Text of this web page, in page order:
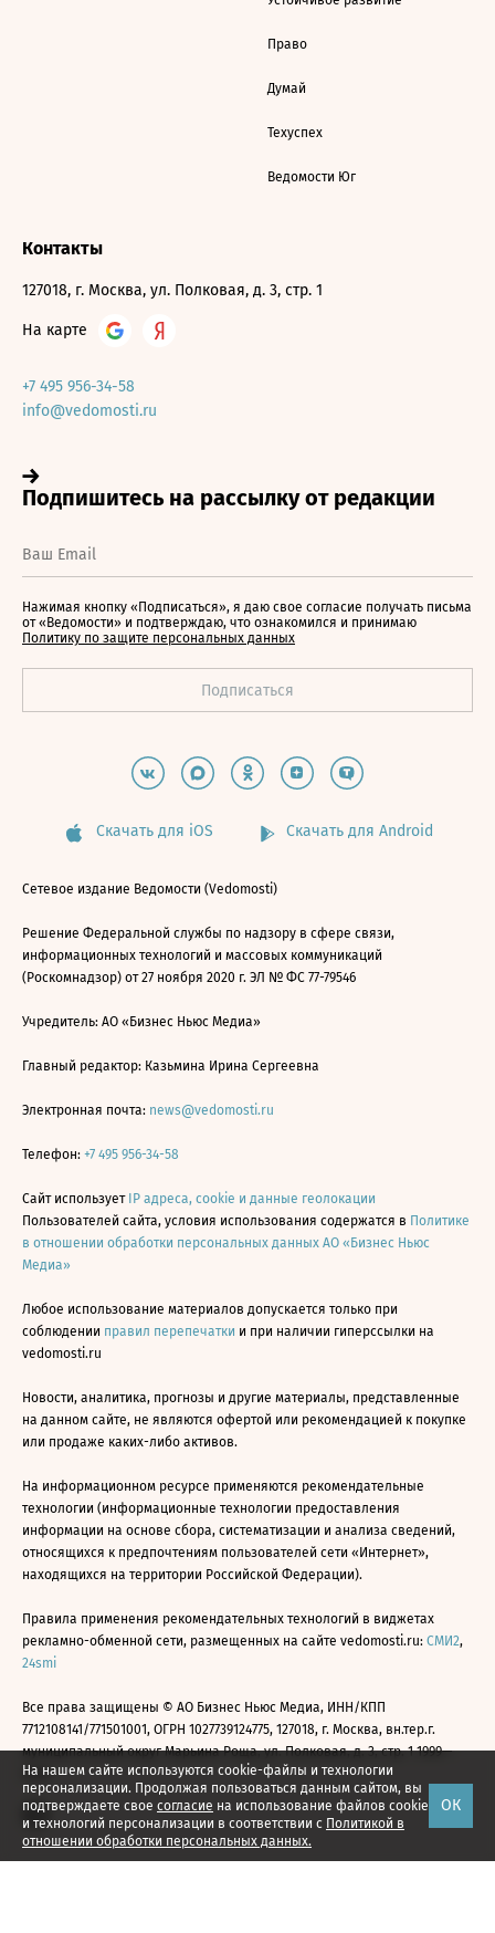
На нашем сайте используются cookie-файлы и технологии
персонализации. Продолжая пользоваться данным сайтом, вы
подтверждаете свое согласие на использование файлов cookie
и технологий персонализации в соответствии с Политикой в
отношении обработки персональных данных.
ОК
Право
Думай
Техуспех
Ведомости Юг
Контакты
127018, г. Москва, ул. Полковая, д. 3, стр. 1
На карте
+7 495 956-34-58
info@vedomosti.ru
Нажимая кнопку «Подписаться», я даю свое согласие получать письма
от «Ведомости» и подтверждаю, что ознакомился и принимаю
Политику по защите персональных данных
Скачать для iOS Скачать для Android
Сетевое издание Ведомости (Vedomosti)
Решение Федеральной службы по надзору в сфере связи,
информационных технологий и массовых коммуникаций
(Роскомнадзор) от 27 ноября 2020 г. ЭЛ № ФС 77-79546
Учредитель: АО «Бизнес Ньюс Медиа»
Главный редактор: Казьмина Ирина Сергеевна
Электронная почта: news@vedomosti.ru
Телефон: +7 495 956-34-58
Сайт использует IP адреса, cookie и данные геолокации
Пользователей сайта, условия использования содержатся в Политике
в отношении обработки персональных данных АО «Бизнес Ньюс
Медиа»
Любое использование материалов допускается только при
соблюдении правил перепечатки и при наличии гиперссылки на
vedomosti.ru
Новости, аналитика, прогнозы и другие материалы, представленные
на данном сайте, не являются офертой или рекомендацией к покупке
или продаже каких-либо активов.
На информационном ресурсе применяются рекомендательные
технологии (информационные технологии предоставления
информации на основе сбора, систематизации и анализа сведений,
относящихся к предпочтениям пользователей сети «Интернет»,
находящихся на территории Российской Федерации).
Правила применения рекомендательных технологий в виджетах
рекламно-обменной сети, размещенных на сайте vedomosti.ru: СМИ2,
24smi
Все права защищены © АО Бизнес Ньюс Медиа, ИНН/КПП
7712108141/771501001, ОГРН 1027739124775, 127018, г. Москва, вн.тер.г.
муниципальный округ Марьина Роща, ул. Полковая, д. 3, стр. 1 1999—
2026